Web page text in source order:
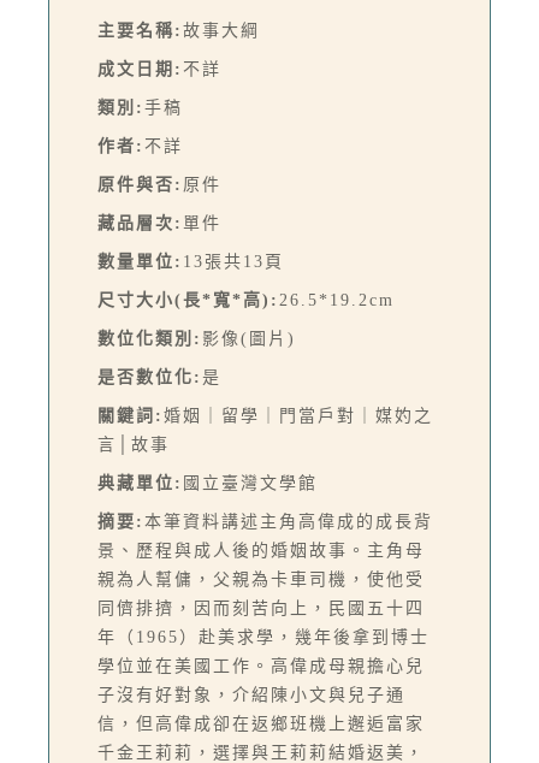
主要名稱: 故事大綱
成文日期: 不詳
類別: 手稿
作者: 不詳
原件與否: 原件
藏品層次: 單件
數量單位: 13張共13頁
尺寸大小(長*寬*高): 26.5*19.2cm
數位化類別: 影像(圖片)
是否數位化: 是
關鍵詞: 婚姻｜留學｜門當戶對｜媒妁之
言│故事
典藏單位: 國立臺灣文學館
摘要: 本筆資料講述主角高偉成的成長背
景、歷程與成人後的婚姻故事。主角母
親為人幫傭，父親為卡車司機，使他受
同儕排擠，因而刻苦向上，民國五十四
年（1965）赴美求學，幾年後拿到博士
學位並在美國工作。高偉成母親擔心兒
子沒有好對象，介紹陳小文與兒子通
信，但高偉成卻在返鄉班機上邂逅富家
千金王莉莉，選擇與王莉莉結婚返美，